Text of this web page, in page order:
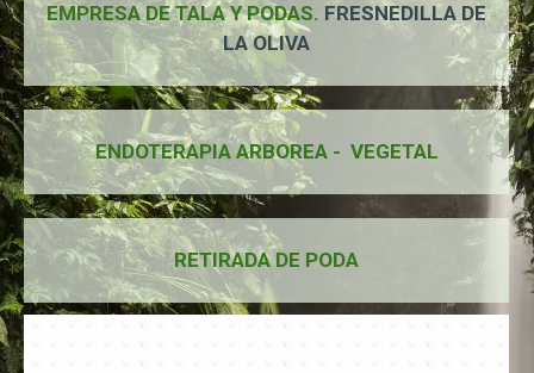
EMPRESA DE TALA Y PODAS. FRESNEDILLA DE
LA OLIVA
ENDOTERAPIA ARBOREA - VEGETAL
RETIRADA DE PODA